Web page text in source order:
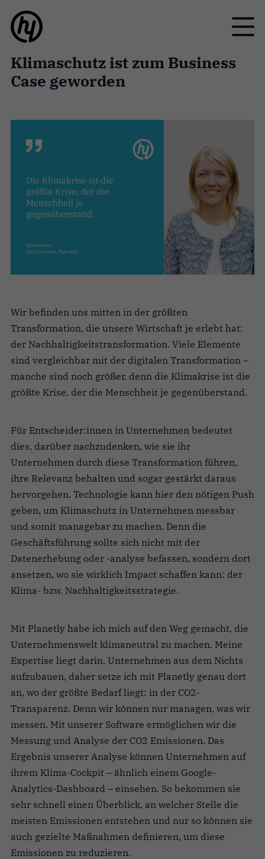
Toggle
Klimaschutz ist zum Business
Case geworden
Wir befinden uns mitten in der größten
Transformation, die unsere Wirtschaft je erlebt hat:
der Nachhaltigkeitstransformation. Viele Elemente
sind vergleichbar mit der digitalen Transformation –
manche sind noch größer, denn die Klimakrise ist die
größte Krise, der die Menschheit je gegenüberstand.
Für Entscheider:innen in Unternehmen bedeutet
dies, darüber nachzudenken, wie sie ihr
Unternehmen durch diese Transformation führen,
ihre Relevanz behalten und sogar gestärkt daraus
hervorgehen. Technologie kann hier den nötigen Push
geben, um Klimaschutz in Unternehmen messbar
und somit managebar zu machen. Denn die
Geschäftsführung sollte sich nicht mit der
Datenerhebung oder -analyse befassen, sondern dort
ansetzen, wo sie wirklich Impact schaffen kann: der
Klima- bzw. Nachhaltigkeitsstrategie.
Mit Planetly habe ich mich auf den Weg gemacht, die
Unternehmenswelt klimaneutral zu machen. Meine
Expertise liegt darin, Unternehmen aus dem Nichts
aufzubauen, daher setze ich mit Planetly genau dort
an, wo der größte Bedarf liegt: in der CO2-
Transparenz. Denn wir können nur managen, was wir
messen. Mit unserer Software ermöglichen wir die
Messung und Analyse der CO2 Emissionen. Das
Ergebnis unserer Analyse können Unternehmen auf
ihrem Klima-Cockpit – ähnlich einem Google-
Analytics-Dashboard – einsehen. So bekommen sie
sehr schnell einen Überblick, an welcher Stelle die
meisten Emissionen entstehen und nur so können sie
auch gezielte Maßnahmen definieren, um diese
Emissionen zu reduzieren.